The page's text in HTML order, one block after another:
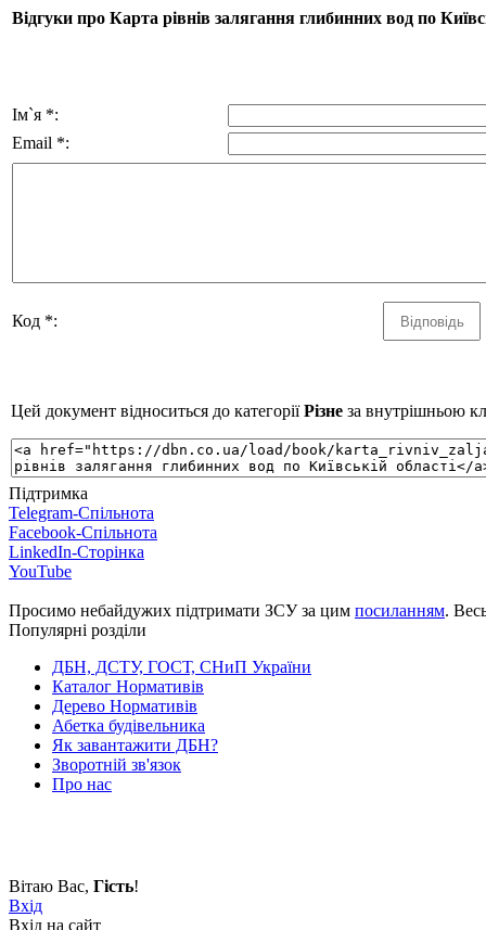
Відгуки про Карта рівнів залягання глибинних вод по
Ім`я *:
Email *:
Код *:
Цей документ відноситься до категоріїРізне за внутрішньою
Підтримка
Telegram-Спільнота
Facebook-Спільнота
LinkedIn-Сторінка
YouTube
Просимо небайдужих підтримати ЗСУ за цим посиланням.
Популярні розділи
ДБН, ДСТУ, ГОСТ, СНиП України
Каталог Нормативів
Дерево Нормативів
Абетка будівельника
Як завантажити ДБН?
Зворотній зв'язок
Про нас
Вітаю Вас, Гість!
Вхід
Вхід на сайт